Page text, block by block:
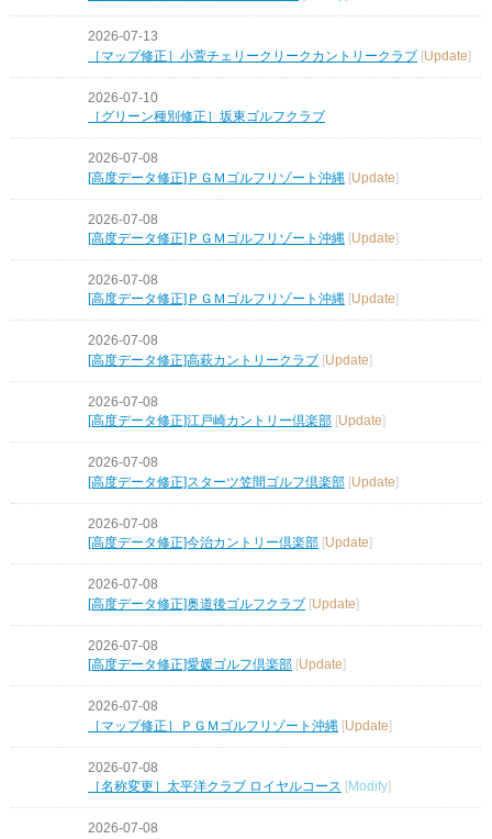
2026-07-13
［マップ修正］小萱チェリークリークカントリークラブ [Update]
2026-07-10
［グリーン種別修正］坂東ゴルフクラブ
2026-07-08
[高度データ修正]ＰＧＭゴルフリゾート沖縄 [Update]
2026-07-08
[高度データ修正]ＰＧＭゴルフリゾート沖縄 [Update]
2026-07-08
[高度データ修正]ＰＧＭゴルフリゾート沖縄 Update
2026-07-08
[高度データ修正]高萩カントリークラブ [Update]
2026-07-08
[高度データ修正]江戸崎カントリー倶楽部 Update
2026-07-08
[高度データ修正]スターツ笠間ゴルフ倶楽部 [Update]
2026-07-08
[高度データ修正]今治カントリー倶楽部 Update
2026-07-08
[高度データ修正]奥道後ゴルフクラブ [Update]
2026-07-08
[高度データ修正]愛媛ゴルフ倶楽部 Update
2026-07-08
［マップ修正］ＰＧＭゴルフリゾート沖縄 [Update]
2026-07-08
［名称変更］太平洋クラブ ロイヤルコース [Modify]
2026-07-08